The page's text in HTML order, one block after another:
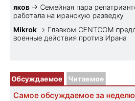
яков → Семейная пара
работала на иранскую разведку
Mikrok → Главком CENTCOM
военные действия против Ирана
Обсуждаемое Читаемое
Самое обсуждаемое за неделю